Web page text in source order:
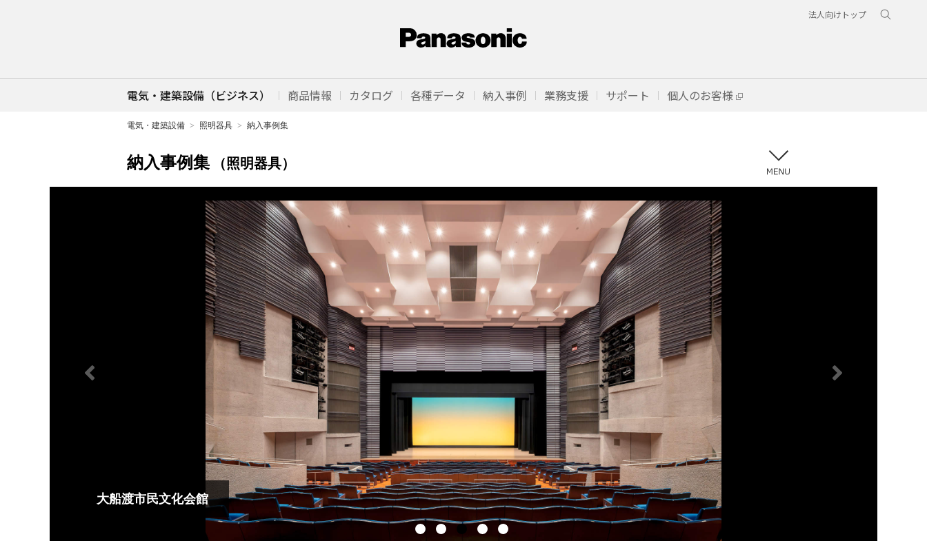
法人向けトップ
電気・建築設備（ビジネス） 商品情報 カタログ 各種データ 納入事例 業務支援 サポート 個人のお客様
電気・建築設備 照明器具 納入事例集
納入事例集 （照明器具）
大船渡市民文化会館